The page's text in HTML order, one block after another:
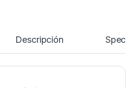
Descripción